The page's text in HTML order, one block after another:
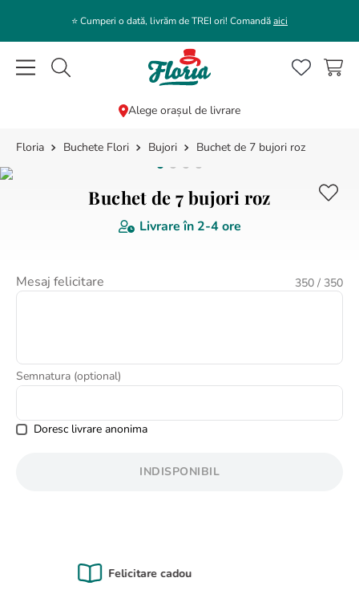
⭐️ Cumperi o dată, livrăm de TREI ori! Comandăaici
Caută flori, plante, cadouri...
Alege orașul de livrare
Buchete Flori Bujori Buchet de 7 bujori roz
Buchet de 7 bujori roz
Livrare în 2-4 ore
Mesaj felicitare 350 / 350
Semnatura (optional)
Doresc livrare anonima
INDISPONIBIL
Calitate Garantată
CĂUTĂRI POPULARE
5.
buchet lalele
8
buchet crini
10
crin